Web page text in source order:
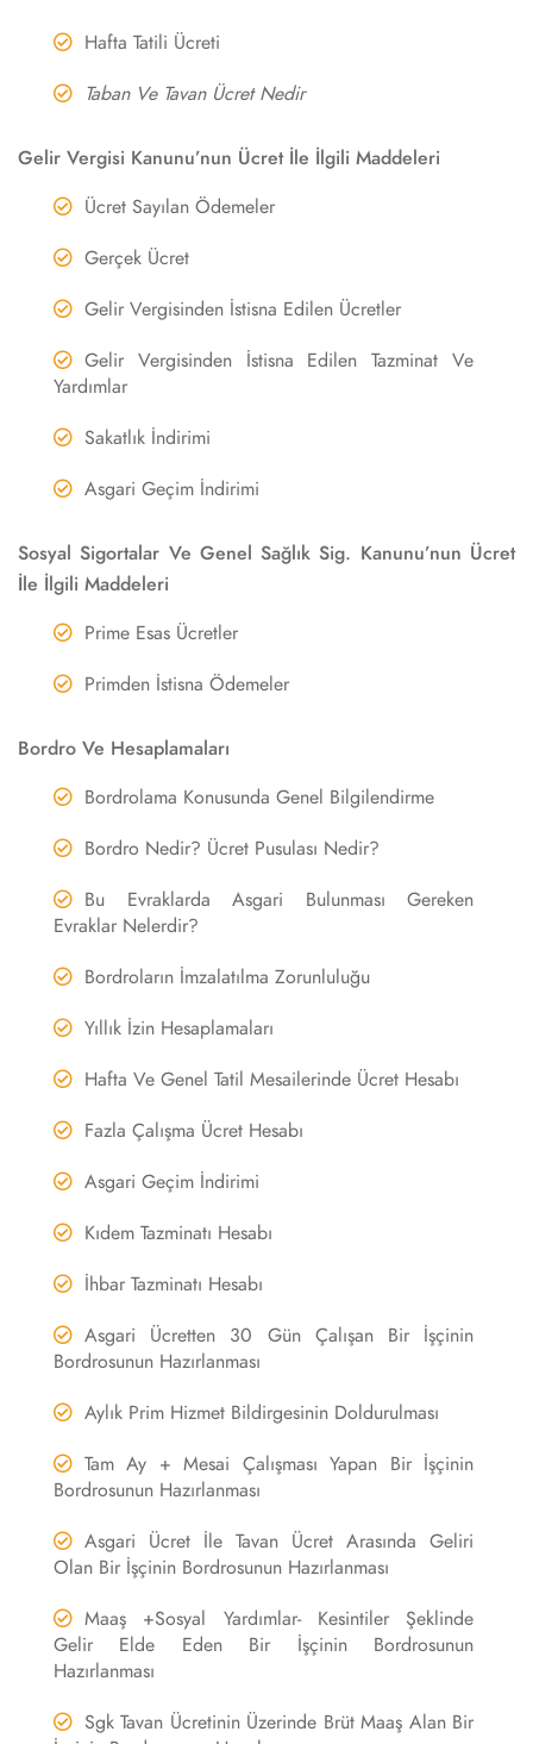
Hafta Tatili Ücreti
Taban Ve Tavan Ücret Nedir
Gelir Vergisi Kanunu’nun Ücret İle İlgili Maddeleri
Ücret Sayılan Ödemeler
Gerçek Ücret
Gelir Vergisinden İstisna Edilen Ücretler
Gelir Vergisinden İstisna Edilen Tazminat Ve
Yardımlar
Sakatlık İndirimi
Asgari Geçim İndirimi
Sosyal Sigortalar Ve Genel Sağlık Sig. Kanunu’nun Ücret
İle İlgili Maddeleri
Prime Esas Ücretler
Primden İstisna Ödemeler
Bordro Ve Hesaplamaları
Bordrolama Konusunda Genel Bilgilendirme
Bordro Nedir? Ücret Pusulası Nedir?
Bu Evraklarda Asgari Bulunması Gereken
Evraklar Nelerdir?
Bordroların İmzalatılma Zorunluluğu
Yıllık İzin Hesaplamaları
Hafta Ve Genel Tatil Mesailerinde Ücret Hesabı
Fazla Çalışma Ücret Hesabı
Asgari Geçim İndirimi
Kıdem Tazminatı Hesabı
İhbar Tazminatı Hesabı
Asgari Ücretten 30 Gün Çalışan Bir İşçinin
Bordrosunun Hazırlanması
Aylık Prim Hizmet Bildirgesinin Doldurulması
Tam Ay + Mesai Çalışması Yapan Bir İşçinin
Bordrosunun Hazırlanması
Asgari Ücret İle Tavan Ücret Arasında Geliri
Olan Bir İşçinin Bordrosunun Hazırlanması
Maaş +Sosyal Yardımlar- Kesintiler Şeklinde
Gelir Elde Eden Bir İşçinin Bordrosunun
Hazırlanması
Sgk Tavan Ücretinin Üzerinde Brüt Maaş Alan Bir